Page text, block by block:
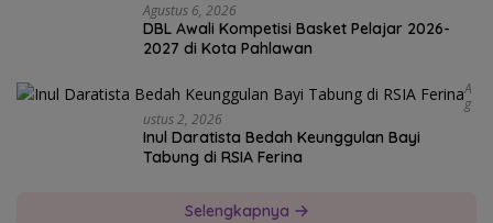
Agustus 6, 2026
DBL Awali Kompetisi Basket Pelajar 2026-
2027 di Kota Pahlawan
A
G
Ustus 2, 2026
Inul Daratista Bedah Keunggulan Bayi
Tabung di RSIA Ferina
Selengkapnya